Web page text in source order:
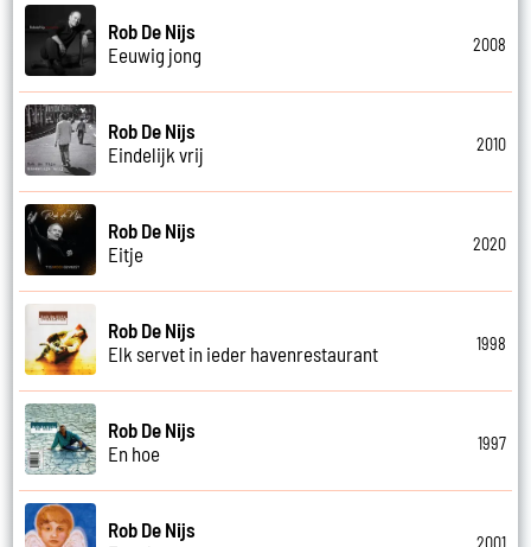
Rob De Nijs
Eeuwig jong
2008
Rob De Nijs
Eindelijk vrij
2010
Rob De Nijs
Eitje
2020
Rob De Nijs
Elk servet in ieder havenrestaurant
1998
Rob De Nijs
En hoe
1997
Rob De Nijs
2001